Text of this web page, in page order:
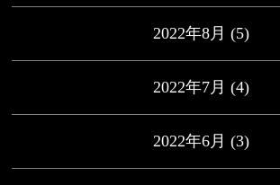
2022年8月 (5)
2022年7月 (4)
2022年6月 (3)